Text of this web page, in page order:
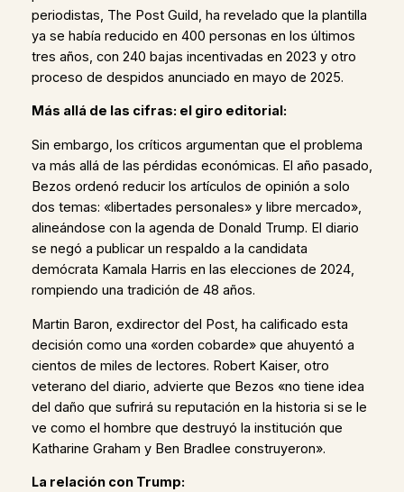
periodistas, The Post Guild, ha revelado que la plantilla
ya se había reducido en 400 personas en los últimos
tres años, con 240 bajas incentivadas en 2023 y otro
proceso de despidos anunciado en mayo de 2025.
Más allá de las cifras: el giro editorial:
Sin embargo, los críticos argumentan que el problema
va más allá de las pérdidas económicas. El año pasado,
Bezos ordenó reducir los artículos de opinión a solo
dos temas: «libertades personales» y libre mercado»,
alineándose con la agenda de Donald Trump. El diario
se negó a publicar un respaldo a la candidata
demócrata Kamala Harris en las elecciones de 2024,
rompiendo una tradición de 48 años.
Martin Baron, exdirector del Post, ha calificado esta
decisión como una «orden cobarde» que ahuyentó a
cientos de miles de lectores. Robert Kaiser, otro
veterano del diario, advierte que Bezos «no tiene idea
del daño que sufrirá su reputación en la historia si se le
ve como el hombre que destruyó la institución que
Katharine Graham y Ben Bradlee construyeron».
La relación con Trump: